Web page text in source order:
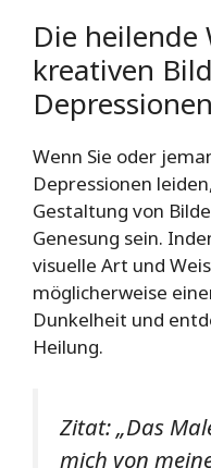
Die heilende
kreativen
Wenn Sie oder
Depressionen
Gestaltung von
Genesung sein.
visuelle Art und
möglicherweise
Dunkelheit und
Heilung.
Zitat: „Das
mich von